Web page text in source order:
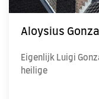
Aloysius
Eigenlijk Luigi
heilige